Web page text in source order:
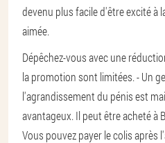
devenu plus facile d'être excité à
aimée.
Dépêchez-vous avec une
la promotion sont limitées. - Un
l'agrandissement du pénis est
avantageux. Il peut être acheté à
Vous pouvez payer le colis après